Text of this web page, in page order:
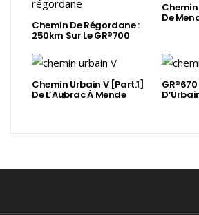
Chemin De Régordane :
250km Sur Le GR®700
De
Chemin Urbain V [Part.1]
De L’Aubrac À Mende